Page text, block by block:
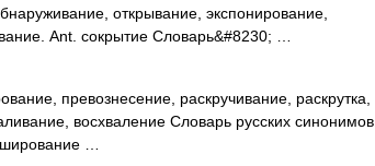
открывание, экспонирование,
Ant. сокрытие Словарь&#8230; …
превознесение, раскручивание, раскрутка,
восхваление Словарь русских синонимов.
…